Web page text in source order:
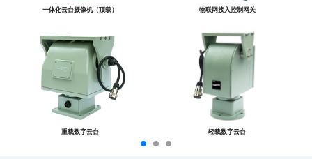
一体化云台摄像机（顶载） 物联网接入控制网关
重载数字云台 轻载数字云台